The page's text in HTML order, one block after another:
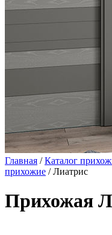
Главная /Каталог
прихожие / Лиатрис
Прихожая